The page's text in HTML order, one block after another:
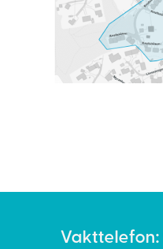
Vakttelefon: